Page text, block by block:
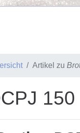
Artikel zu